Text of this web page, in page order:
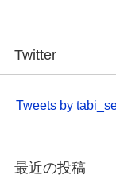
Twitter
Tweets by
最近の投稿